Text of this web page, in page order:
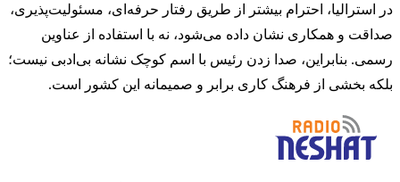
در استرالیا، احترام بیشتر از طریق رفتار حرفه‌ای، مسئولیت‌پذیری،
صداقت و همکاری نشان داده می‌شود، نه با استفاده از عناوین
رسمی. بنابراین، صدا زدن رئیس با اسم کوچک نشانه بی‌ادبی نیست؛
بلکه بخشی از فرهنگ کاری برابر و صمیمانه این کشور است.